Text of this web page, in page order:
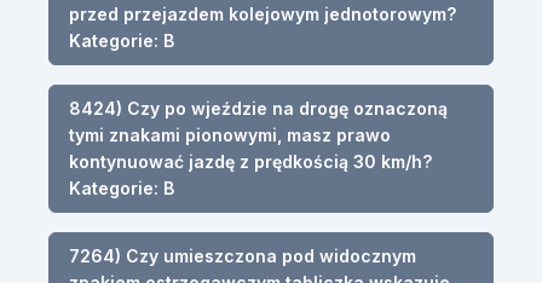
przed przejazdem kolejowym jednotorowym?
Kategorie: B
8424) Czy po wjeździe na drogę oznaczoną
tymi znakami pionowymi, masz prawo
kontynuować jazdę z prędkością 30 km/h?
Kategorie: B
7264) Czy umieszczona pod widocznym